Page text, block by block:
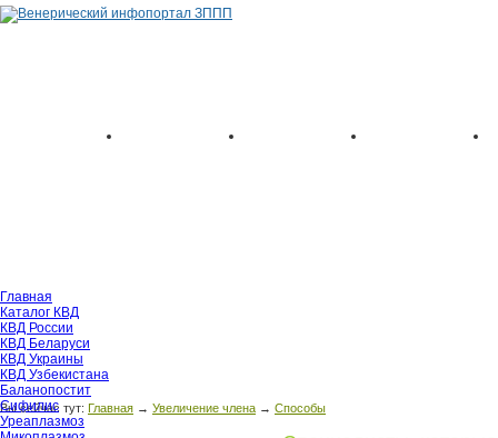
Главная
Каталог КВД
КВД России
КВД Беларуси
КВД Украины
КВД Узбекистана
Баланопостит
Сифилис
Уреаплазмоз
Вы сейчас тут: Главная → Увеличение члена → Способы